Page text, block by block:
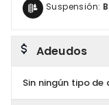
Suspensión:
Adeudos
Sin ningún tipo